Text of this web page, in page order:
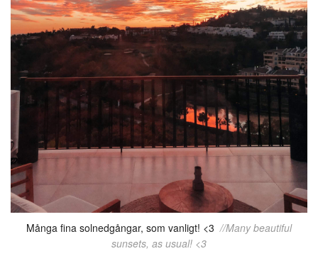
Många fina solnedgångar, som vanligt! <3 //Many beautiful
sunsets, as usual! <3